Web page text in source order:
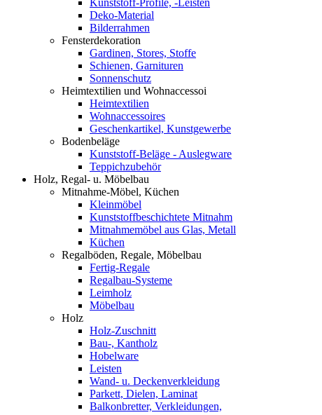
Kunststoff-Profile, -Leisten
Deko-Material
Bilderrahmen
Fensterdekoration
Gardinen, Stores, Stoffe
Schienen, Garnituren
Sonnenschutz
Heimtextilien und Wohnaccessoi
Heimtextilien
Wohnaccessoires
Geschenkartikel, Kunstgewerbe
Bodenbeläge
Kunststoff-Beläge - Auslegware
Teppichzubehör
Holz, Regal- u. Möbelbau
Mitnahme-Möbel, Küchen
Kleinmöbel
Kunststoffbeschichtete Mitnahm
Mitnahmemöbel aus Glas, Metall
Küchen
Regalböden, Regale, Möbelbau
Fertig-Regale
Regalbau-Systeme
Leimholz
Möbelbau
Holz
Holz-Zuschnitt
Bau-, Kantholz
Hobelware
Leisten
Wand- u. Deckenverkleidung
Parkett, Dielen, Laminat
Balkonbretter, Verkleidungen,